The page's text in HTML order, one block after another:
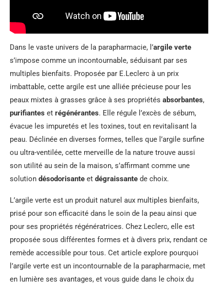
Dans le vaste univers de la parapharmacie, l’argile verte
s’impose comme un incontournable, séduisant par ses
multiples bienfaits. Proposée par E.Leclerc à un prix
imbattable, cette argile est une alliée précieuse pour les
peaux mixtes à grasses grâce à ses propriétés absorbantes,
purifiantes et régénérantes. Elle régule l’excès de sébum,
évacue les impuretés et les toxines, tout en revitalisant la
peau. Déclinée en diverses formes, telles que l’argile surfine
ou ultra-ventilée, cette merveille de la nature trouve aussi
son utilité au sein de la maison, s’affirmant comme une
solution désodorisante et dégraissante de choix.
L’argile verte est un produit naturel aux multiples bienfaits,
prisé pour son efficacité dans le soin de la peau ainsi que
pour ses propriétés régénératrices. Chez Leclerc, elle est
proposée sous différentes formes et à divers prix, rendant ce
remède accessible pour tous. Cet article explore pourquoi
l’argile verte est un incontournable de la parapharmacie, met
en lumière ses avantages, et vous guide dans le choix du